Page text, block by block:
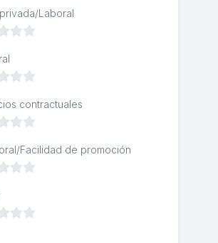
Laboral
contractuales
Facilidad de promoción